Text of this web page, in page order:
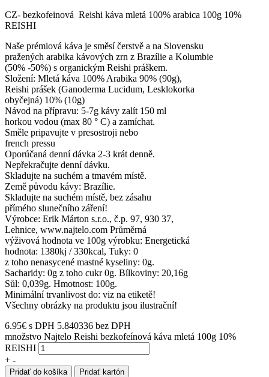
CZ- bezkofeinová Reishi káva mletá 100% arabica 100g 10%
REISHI
Naše prémiová káva je směsí čerstvě a na Slovensku
pražených arabika kávových zrn z Brazílie a Kolumbie
(50% -50%) s organickým Reishi práškem.
Složení: Mletá káva 100% Arabika 90% (90g),
Reishi prášek (Ganoderma Lucidum, Lesklokorka
obyčejná) 10% (10g)
Návod na přípravu: 5-7g kávy zalít 150 ml
horkou vodou (max 80 ° C) a zamíchat.
Směle pripavujte v presostroji nebo
french pressu
Oporúčaná denní dávka 2-3 krát denně.
Nepřekračujte denní dávku.
Skladujte na suchém a tmavém místě.
Země původu kávy: Brazílie.
Skladujte na suchém místě, bez zásahu
přímého slunečního záření!
Výrobce: Erik Márton s.r.o., č.p. 97, 930 37,
Lehnice, www.najtelo.com Průměrná
výživová hodnota ve 100g výrobku: Energetická
hodnota: 1380kj / 330kcal, Tuky: 0
z toho nenasycené mastné kyseliny: 0g.
Sacharidy: 0g z toho cukr 0g. Bílkoviny: 20,16g
Sůl: 0,039g. Hmotnost: 100g.
Minimální trvanlivost do: viz na etiketě!
Všechny obrázky na produktu jsou ilustrační!
6.95€ s DPH 5.840336 bez DPH
množstvo Najtelo Reishi bezkofeínová káva mletá 100g 10%
REISHI
+ -
Pridať do košíka Pridať kartón